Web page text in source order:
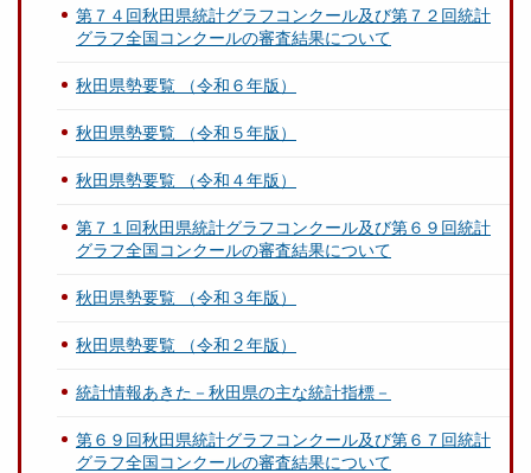
第７４回秋田県統計グラフコンクール及び第７２回統計
グラフ全国コンクールの審査結果について
秋田県勢要覧 （令和６年版）
秋田県勢要覧 （令和５年版）
秋田県勢要覧 （令和４年版）
第７１回秋田県統計グラフコンクール及び第６９回統計
グラフ全国コンクールの審査結果について
秋田県勢要覧 （令和３年版）
秋田県勢要覧 （令和２年版）
統計情報あきた－秋田県の主な統計指標－
第６９回秋田県統計グラフコンクール及び第６７回統計
グラフ全国コンクールの審査結果について